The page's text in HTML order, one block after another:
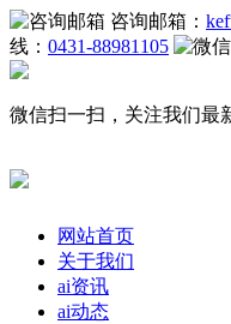
咨询邮箱：
线： 0431-88981105
微信扫一扫，关注我们最
网站首页
关于我们
ai资讯
ai动态